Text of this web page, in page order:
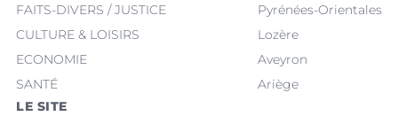
FAITS-DIVERS / JUSTICE
CULTURE & LOISIRS
ECONOMIE
SANTÉ
Pyrénées-Orientales
Lozère
Aveyron
Ariège
LE SITE